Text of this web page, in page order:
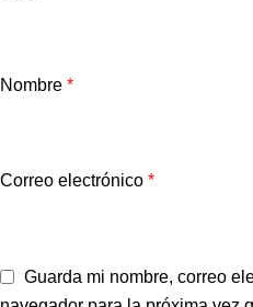
Nombre *
Correo electrónico *
Guarda mi nombre, correo